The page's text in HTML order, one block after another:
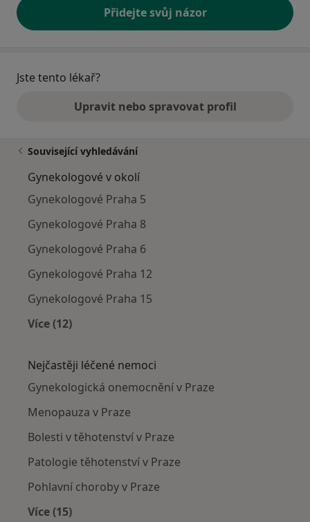
Přidejte svůj názor
Jste tento lékař?
Upravit nebo spravovat profil
Související vyhledávání
Gynekologové v okolí
Gynekologové Praha 5
Gynekologové Praha 8
Gynekologové Praha 6
Gynekologové Praha 12
Gynekologové Praha 15
Více (12)
Nejčastěji léčené nemoci
Gynekologická onemocnění v Praze
Menopauza v Praze
Bolesti v těhotenství v Praze
Patologie těhotenství v Praze
Pohlavní choroby v Praze
Více (15)